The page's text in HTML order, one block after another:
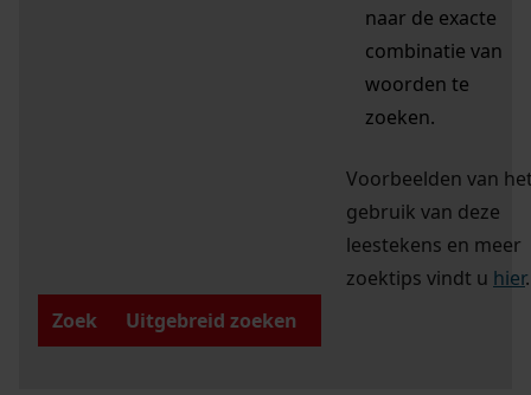
naar de exacte
combinatie van
woorden te
zoeken.
Voorbeelden van
gebruik van deze
leestekens en meer
zoektips vindt u hier.
Zoek
Uitgebreid zoeken